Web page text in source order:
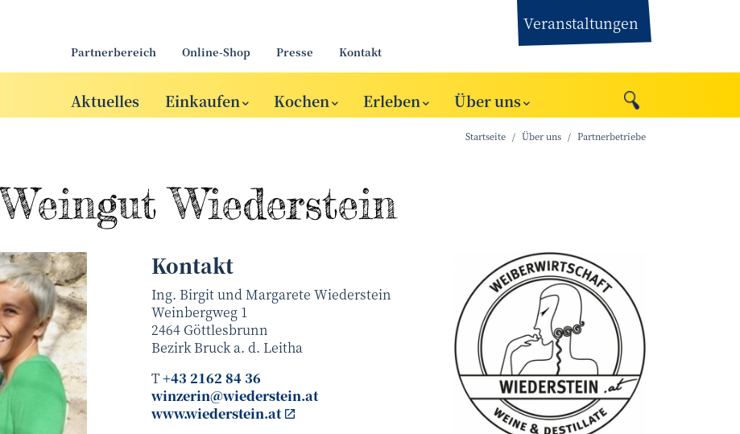
Partnerbereich Online-Shop Presse Kontakt
Veranstaltungen
Aktuelles Einkaufen Kochen Erleben Über uns
Startseite Über uns Partnerbetriebe
Weingut Wiederstein
Manuela Melichar
Kontakt
Ing. Birgit und Margarete Wiederstein
Weinbergweg 1
2464 Göttlesbrunn
BezirkBruck a. d. Leitha
T+43 2162 84 36
winzerin@wiederstein.at
www.wiederstein.at